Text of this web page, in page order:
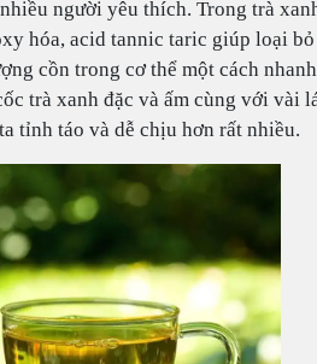
người yêu thích. Trong trà
hóa, acid tannic taric giúp loại bỏ
cồn trong cơ thể một cách nhanh
trà xanh đặc và ấm cùng với vài
tỉnh táo và dễ chịu hơn rất nhiều.